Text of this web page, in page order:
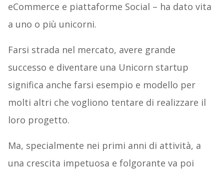
eCommerce e piattaforme Social – ha dato vita
a uno o più unicorni.
Farsi strada nel mercato, avere grande
successo e diventare una Unicorn startup
significa anche farsi esempio e modello per
molti altri che vogliono tentare di realizzare il
loro progetto.
Ma, specialmente nei primi anni di attività, a
una crescita impetuosa e folgorante va poi